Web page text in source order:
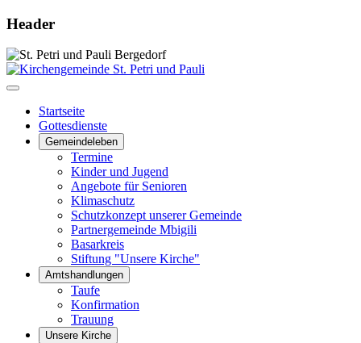
Header
Startseite
Gottesdienste
Gemeindeleben
Termine
Kinder und Jugend
Angebote für Senioren
Klimaschutz
Schutzkonzept unserer Gemeinde
Partnergemeinde Mbigili
Basarkreis
Stiftung "Unsere Kirche"
Amtshandlungen
Taufe
Konfirmation
Trauung
Unsere Kirche